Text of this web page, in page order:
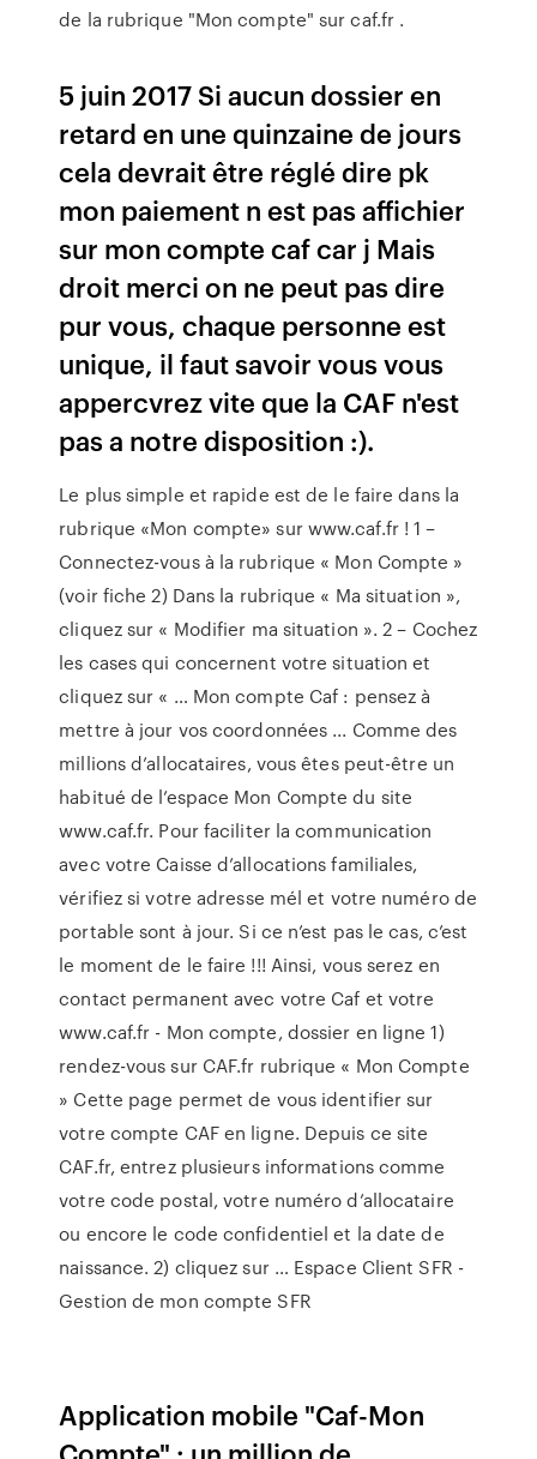
de la rubrique "Mon compte" sur caf.fr .
5 juin 2017 Si aucun dossier en
retard en une quinzaine de jours
cela devrait être réglé dire pk
mon paiement n est pas affichier
sur mon compte caf car j Mais
droit merci on ne peut pas dire
pur vous, chaque personne est
unique, il faut savoir vous vous
appercvrez vite que la CAF n'est
pas a notre disposition :).
Le plus simple et rapide est de le faire dans la
rubrique «Mon compte» sur www.caf.fr ! 1 –
Connectez-vous à la rubrique « Mon Compte »
(voir fiche 2) Dans la rubrique « Ma situation »,
cliquez sur « Modifier ma situation ». 2 – Cochez
les cases qui concernent votre situation et
cliquez sur « … Mon compte Caf : pensez à
mettre à jour vos coordonnées ... Comme des
millions d’allocataires, vous êtes peut-être un
habitué de l’espace Mon Compte du site
www.caf.fr. Pour faciliter la communication
avec votre Caisse d’allocations familiales,
vérifiez si votre adresse mél et votre numéro de
portable sont à jour. Si ce n’est pas le cas, c’est
le moment de le faire !!! Ainsi, vous serez en
contact permanent avec votre Caf et votre
www.caf.fr - Mon compte, dossier en ligne 1)
rendez-vous sur CAF.fr rubrique « Mon Compte
» Cette page permet de vous identifier sur
votre compte CAF en ligne. Depuis ce site
CAF.fr, entrez plusieurs informations comme
votre code postal, votre numéro d’allocataire
ou encore le code confidentiel et la date de
naissance. 2) cliquez sur … Espace Client SFR -
Gestion de mon compte SFR
Application mobile "Caf-Mon